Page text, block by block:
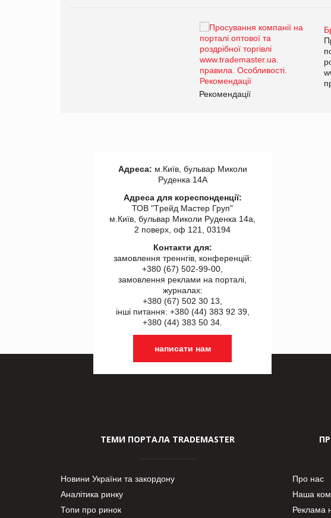
Рекомендації
Адреса: м.Київ, бульвар Миколи
Руденка 14А
Адреса для кореспонденції:
ТОВ "Tрейд Мастер Груп"
м.Київ, бульвар Миколи Руденка 14а,
2 поверх, оф 121, 03194
Контакти для:
замовлення треннгів, конференцій:
+380 (67) 502-99-00,
замовлення реклами на порталі,
журналах:
+380 (67) 502 30 13,
інші питання: +380 (44) 383 92 39,
+380 (44) 383 50 34.
написати нам
ТЕМИ ПОРТАЛА TRADEMASTER
Новини України та закордону
Аналітика ринку
Топи про ринок
Про нас
Наша
Реклама